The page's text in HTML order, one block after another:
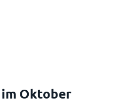
Oktober